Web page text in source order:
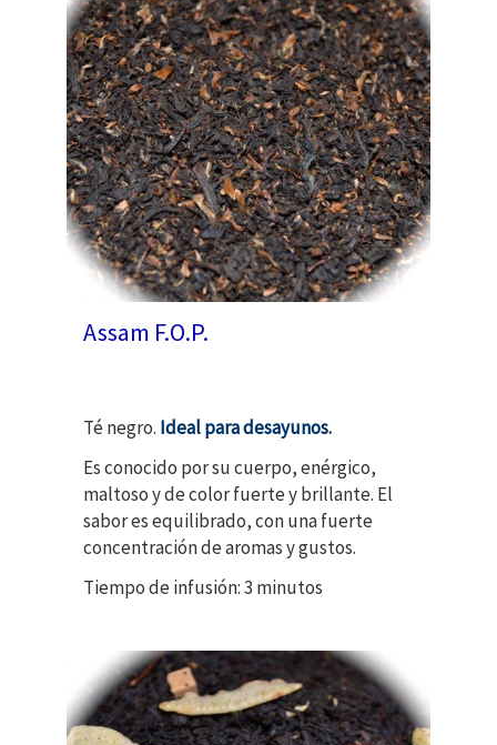
Assam F.O.P.
Té negro. Ideal para desayunos.
Es conocido por su cuerpo, enérgico,
maltoso y de color fuerte y brillante. El
sabor es equilibrado, con una fuerte
concentración de aromas y gustos.
Tiempo de infusión: 3 minutos